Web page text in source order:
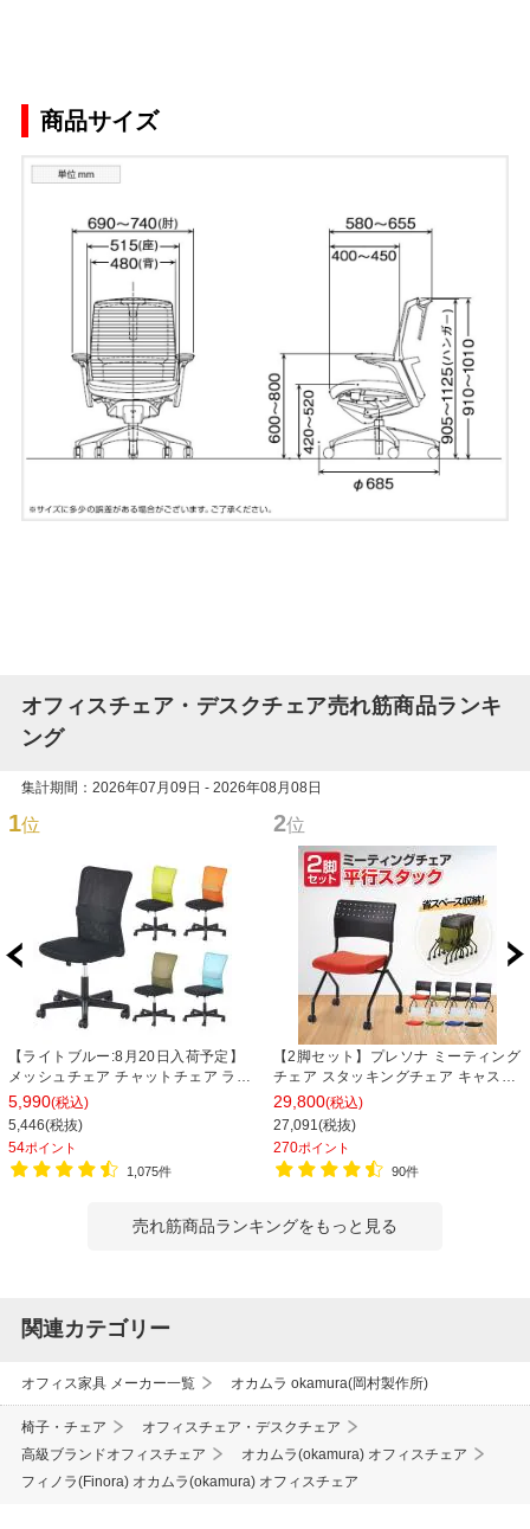
商品サイズ
オフィスチェア・デスクチェア売れ筋商品ランキ
ング
集計期間：2026年07月09日 - 2026年08月08日
1位
【ライトブルー:8月20日入荷予定】
メッシュチェア チャットチェア ラン
バーサポート オフィスチェア デスク
チェア 会議椅子 幅580×奥行580×高
さ835-930mm
5,990(税込)
5,446(税抜)
54ポイント
1,075件
2位
【2脚セット】プレソナ ミーティング
チェア スタッキングチェア キャスタ
ー付き 座面クッション 幅570×奥行
565×高さ805mm 会議室 収納 法人
大人数 重ねる 会議用椅子 会議用チェ
ア
29,800(税込)
27,091(税抜)
270ポイント
90件
売れ筋商品ランキングをもっと見る
関連カテゴリー
オフィス家具 メーカー一覧 オカムラ okamura(岡村製作所)
椅子・チェア
オフィスチェア・デスクチェア
高級ブランドオフィスチェア
オカムラ(okamura) オフィスチェア
フィノラ(Finora) オカムラ(okamura) オフィスチェア